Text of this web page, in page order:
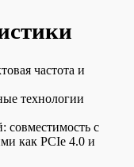
частота и
технологии
совместимость с
как PCIe 4.0 и